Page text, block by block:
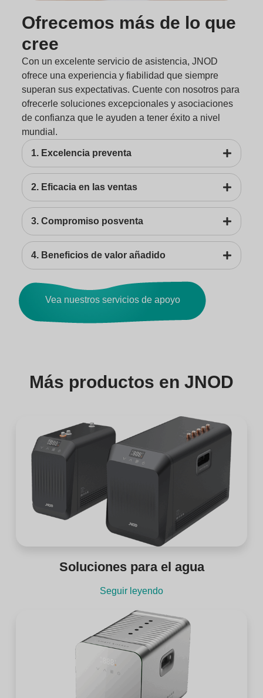
Ofrecemos más de lo que
cree
Con un excelente servicio de asistencia, JNOD
ofrece una experiencia y fiabilidad que siempre
superan sus expectativas. Cuente con nosotros para
ofrecerle soluciones excepcionales y asociaciones
de confianza que le ayuden a tener éxito a nivel
mundial.
1. Excelencia preventa
2. Eficacia en las ventas
3. Compromiso posventa
4. Beneficios de valor añadido
Vea nuestros servicios de apoyo
Más productos en JNOD
Soluciones para el agua
Seguir leyendo